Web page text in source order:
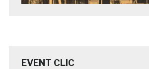
EVENT CLIC